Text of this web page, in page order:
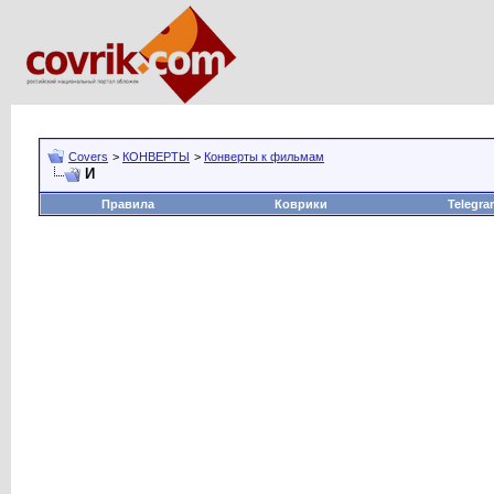
Covers > КОНВЕРТЫ > Конверты к фильмам
И
Правила Коврики